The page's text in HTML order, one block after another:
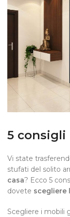
5 consigli
Vi state
stufati del solito
casa? Ecco 5
dovete scegliere
Scegliere i mobili